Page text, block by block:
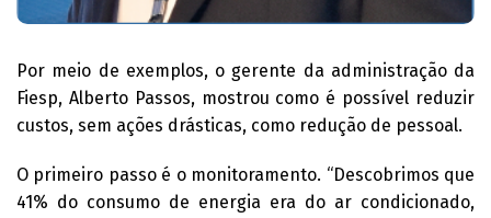
Por meio de exemplos, o gerente da administração da
Fiesp, Alberto Passos, mostrou como é possível reduzir
custos, sem ações drásticas, como redução de pessoal.
O primeiro passo é o monitoramento. “Descobrimos que
41% do consumo de energia era do ar condicionado,